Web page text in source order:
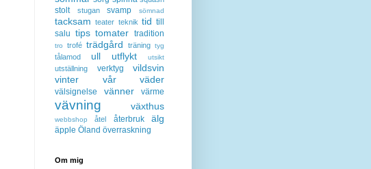
stolt stugan svamp sömnad
tacksam teater teknik tid till
salu tips tomater tradition
tro trofé trädgård träning tyg
tålamod ull utflykt utsikt
utställning verktyg
vildsvin
vinter
vår väder
välsignelse vänner värme
vävning växthus
webbshop åtel återbruk älg
äpple Öland överraskning
Om mig